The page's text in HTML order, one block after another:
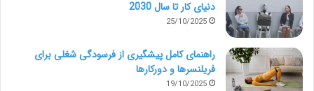
دنیای کار تا سال 2030
25/10/2025
راهنمای کامل پیشگیری از فرسودگی شغلی برای
فریلنسرها و دورکارها
19/10/2025